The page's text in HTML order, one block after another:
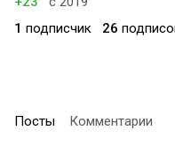
1 подписчик 26
Посты Комментарии